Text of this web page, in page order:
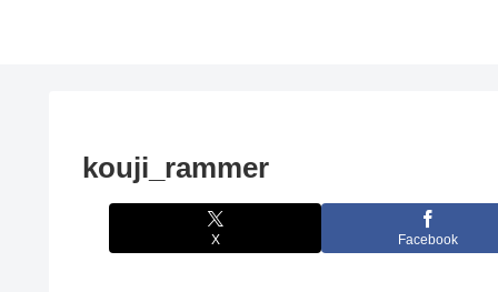
kouji_rammer
X Facebook